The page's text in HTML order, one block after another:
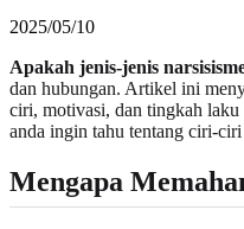
2025/05/10
Apakah jenis-jenis
dan hubungan. Artikel ini
ciri, motivasi, dan tingkah laku
anda ingin tahu tentang ciri-
Mengapa